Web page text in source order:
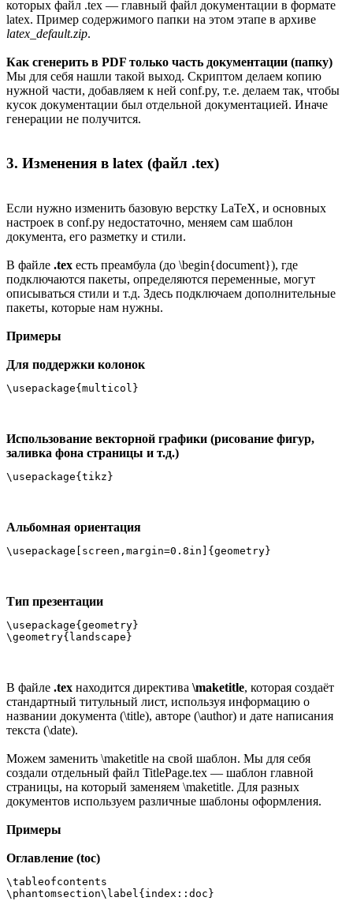
которых файл .tex — главный файл документации в формате
latex. Пример содержимого папки на этом этапе в архиве
latex_default.zip.
Как сгенерить в PDF только часть документации (папку)
Мы для себя нашли такой выход. Скриптом делаем копию
нужной части, добавляем к ней conf.py, т.е. делаем так, чтобы
кусок документации был отдельной документацией. Иначе
генерации не получится.
3. Изменения в latex (файл .tex)
Если нужно изменить базовую верстку LaTeX, и основных
настроек в conf.py недостаточно, меняем сам шаблон
документа, его разметку и стили.
В файле .tex есть преамбула (до \begin{document}), где
подключаются пакеты, определяются переменные, могут
описываться стили и т.д. Здесь подключаем дополнительные
пакеты, которые нам нужны.
Примеры
Для поддержки колонок
\usepackage{multicol}
Использование векторной графики (рисование фигур,
заливка фона страницы и т.д.)
\usepackage{tikz}
Альбомная ориентация
\usepackage[screen,margin=0.8in]{geometry}
Тип презентации
\usepackage{geometry}
\geometry{landscape}
В файле .tex находится директива \maketitle, которая создаёт
стандартный титульный лист, используя информацию о
названии документа (\title), авторе (\author) и дате написания
текста (\date).
Можем заменить \maketitle на свой шаблон. Мы для себя
создали отдельный файл TitlePage.tex — шаблон главной
страницы, на который заменяем \maketitle. Для разных
документов используем различные шаблоны оформления.
Примеры
Оглавление (toc)
\tableofcontents
\phantomsection\label{index::doc}